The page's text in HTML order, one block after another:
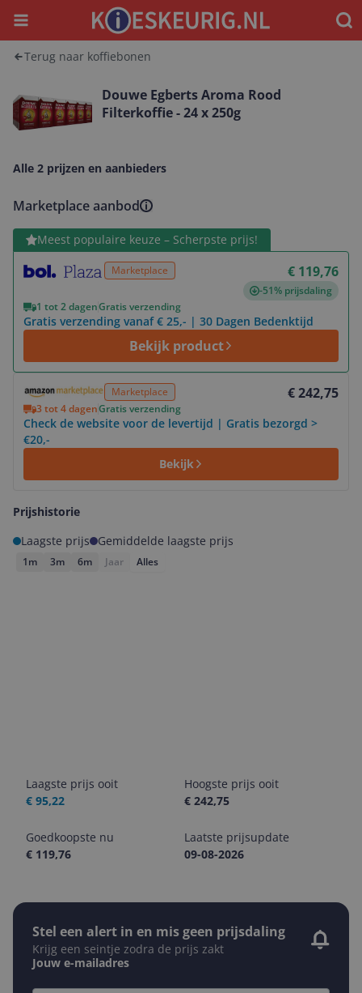
Menu
Terug naar koffiebonen
Douwe Egberts Aroma Rood
Filterkoffie - 24 x 250g
Alle 2 prijzen en aanbieders
Marketplace aanbod
Meest populaire keuze – Scherpste prijs!
Marketplace € 119,76
-51% prijsdaling
1 tot 2 dagenGratis verzending
Gratis verzending vanaf € 25,- | 30 Dagen Bedenktijd
Bekijk product
Bekijk product
Marketplace € 242,75
3 tot 4 dagenGratis verzending
Check de website voor de levertijd | Gratis bezorgd >
€20,-
Bekijk
Prijshistorie
Laagste prijs
Gemiddelde laagste prijs
1m 3m 6m Jaar Alles
Laagste prijs ooit
€ 95,22
Hoogste prijs ooit
€ 242,75
Goedkoopste nu
€ 119,76
Laatste prijsupdate
09-08-2026
Stel een alert in en mis geen prijsdaling
Krijg een seintje zodra de prijs zakt
Jouw e-mailadres